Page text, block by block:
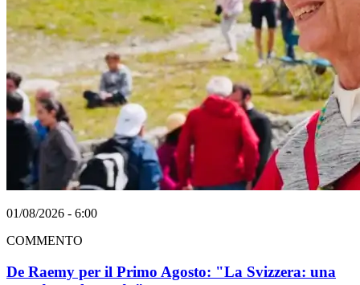
01/08/2026 - 6:00
COMMENTO
De Raemy per il Primo Agosto: "La Svizzera: una